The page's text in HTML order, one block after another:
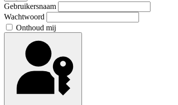
Gebruikersnaam
Wachtwoord
Onthoud mij